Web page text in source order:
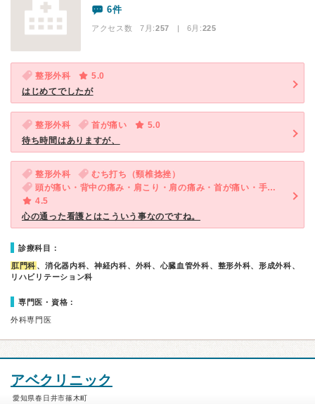
6件
アクセス数 7月:257 | 6月:225
整形外科
5.0
はじめてでしたが
整形外科 首が痛い
5.0
待ち時間はありますが、
整形外科
むち打ち（頸椎捻挫）
頭が痛い・背中の痛み・肩こり・肩の痛み・首が痛い・手足の関節が痛い
4.5
心の通った看護とはこういう事なのですね。
診療科目：
肛門科 、消化器内科、神経内科、外科、心臓血管外科、整形外科、形成外科、
リハビリテーション科
専門医・資格：
外科専門医
アベクリニック
愛知県春日井市篠木町